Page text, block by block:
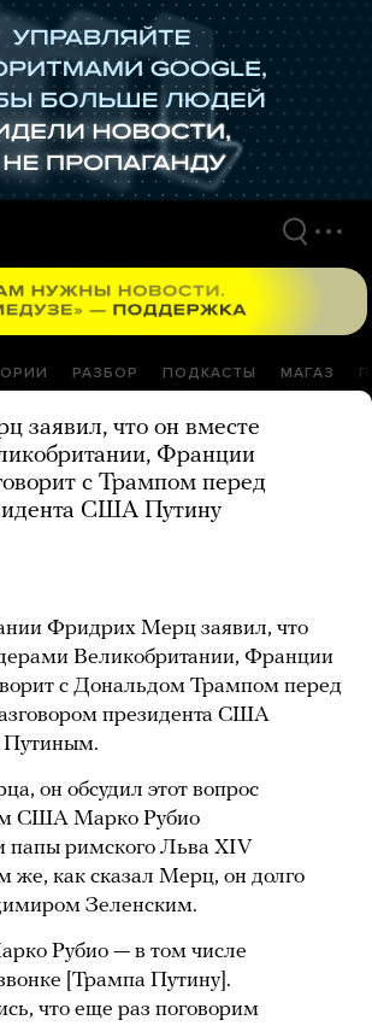
РАЗБОР ПОДКАСТЫ МАГАЗ
заявил, что он вместе
Франции
с Трампом перед
США Путину
Фридрих Мерц заявил, что
Великобритании, Франции
с Дональдом Трампом перед
президента США
он обсудил этот вопрос
США Марко Рубио
папы римского Льва XIV
же, как сказал Мерц, он долго
Зеленским.
Рубио — в том числе
[Трампа Путину].
что еще раз поговорим